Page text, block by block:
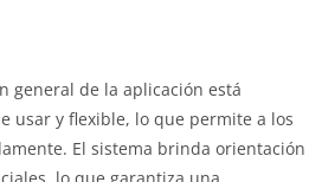
general de la aplicación está
usar y flexible, lo que permite a los
El sistema brinda orientación
lo que garantiza una